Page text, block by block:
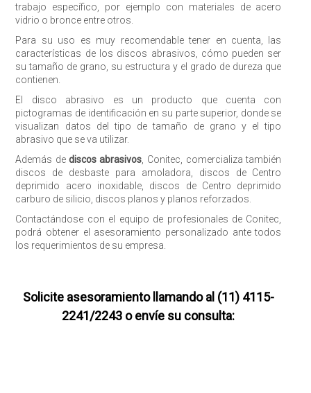
trabajo específico, por ejemplo con materiales de acero
vidrio o bronce entre otros.
Para su uso es muy recomendable tener en cuenta, las
características de los discos abrasivos, cómo pueden ser
su tamaño de grano, su estructura y el grado de dureza que
contienen.
El disco abrasivo es un producto que cuenta con
pictogramas de identificación en su parte superior, donde se
visualizan datos del tipo de tamaño de grano y el tipo
abrasivo que se va utilizar.
Además dediscos abrasivos , Conitec, comercializa también
discos de desbaste para amoladora, discos de Centro
deprimido acero inoxidable, discos de Centro deprimido
carburo de silicio, discos planos y planos reforzados.
Contactándose con el equipo de profesionales de Conitec,
podrá obtener el asesoramiento personalizado ante todos
los requerimientos de su empresa.
Solicite asesoramiento llamando al (11) 4115-
2241/2243 o envíe su consulta:
Enviar